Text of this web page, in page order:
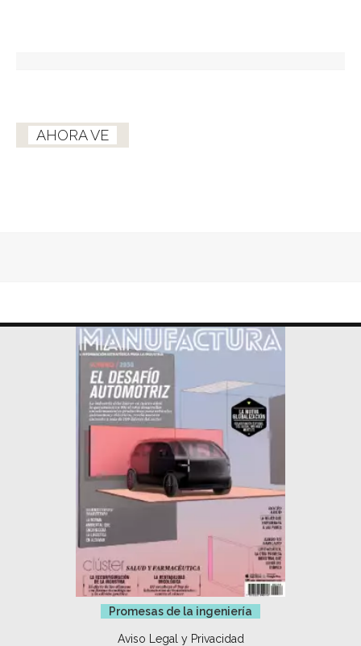
AHORA VE
Promesas de la ingeniería
Aviso Legal y Privacidad